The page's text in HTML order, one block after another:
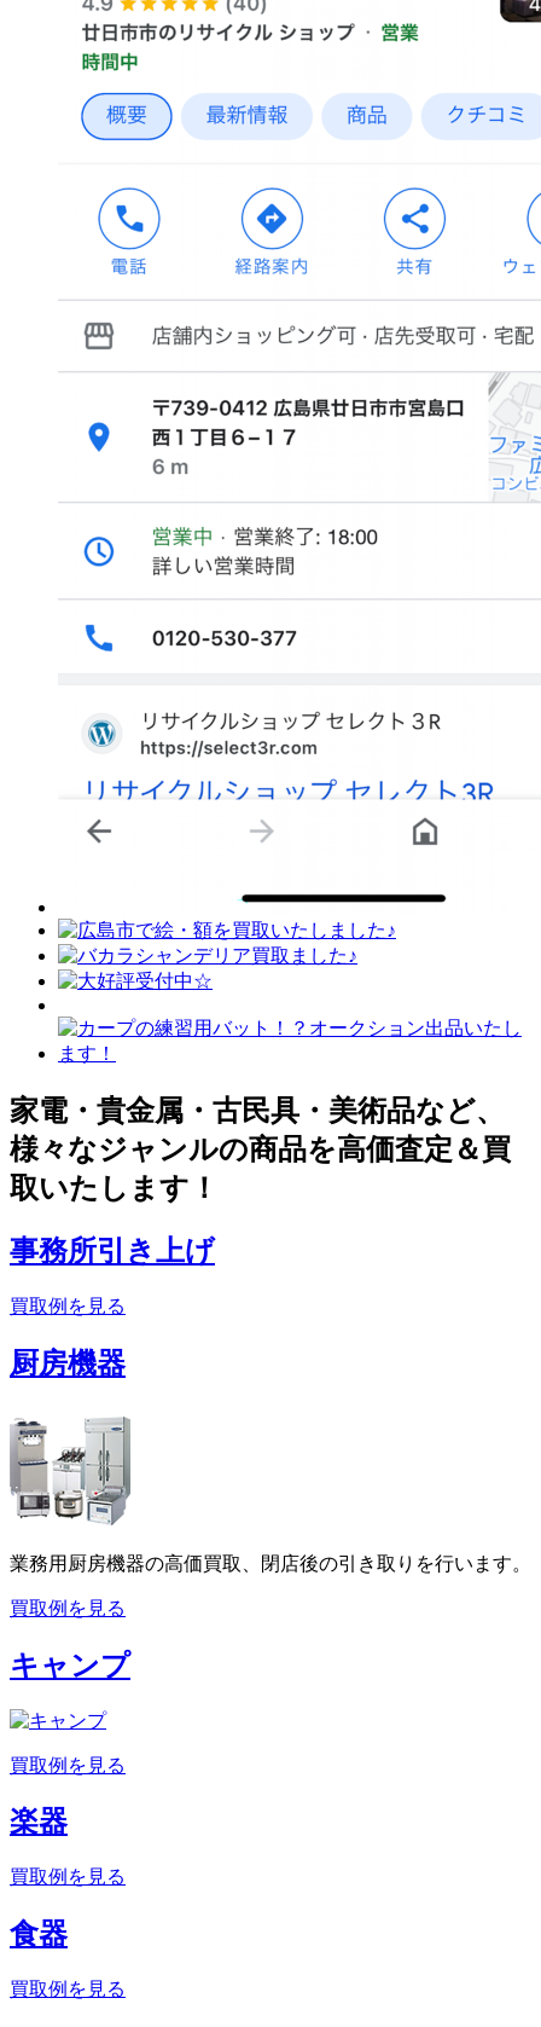
家電・貴金属・古民具・美術品など、
様々なジャンルの商品を高価査定＆買
取いたします！
事務所引き上げ
買取例を見る
厨房機器
業務用厨房機器の高価買取、閉店後の引き取りを行います。
買取例を見る
キャンプ
買取例を見る
楽器
買取例を見る
食器
買取例を見る